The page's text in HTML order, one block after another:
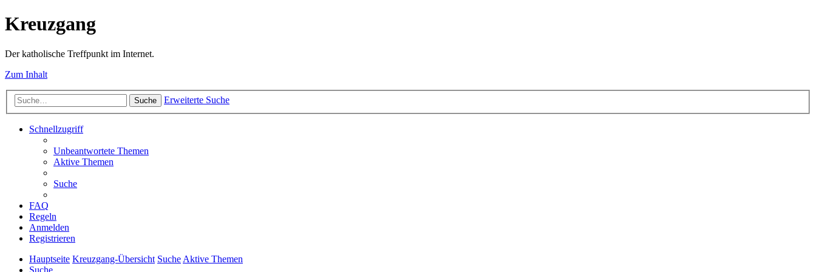
Kreuzgang
Der katholische Treffpunkt im Internet.
Zum Inhalt
Suche Erweiterte Suche
Schnellzugriff
Unbeantwortete Themen
Aktive Themen
Suche
FAQ
Regeln
Anmelden
Registrieren
Hauptseite Kreuzgang-Übersicht SucheAktive Themen